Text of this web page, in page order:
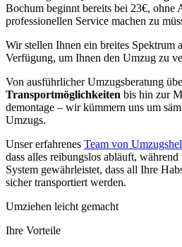
Bochum beginnt bereits bei 23€, ohne
professionellen Service machen zu
Wir stellen Ihnen ein breites Spektrum
Verfügung, um Ihnen den Umzug zu
Von ausführlicher Umzugsberatung
Transportmöglichkeiten bis hin zur
demontage – wir kümmern uns um
Umzugs.
Unser erfahrenes Team von
dass alles reibungslos abläuft,
System gewährleistet, dass all Ihre
sicher transportiert werden.
Umziehen leicht gemacht
Ihre Vorteile